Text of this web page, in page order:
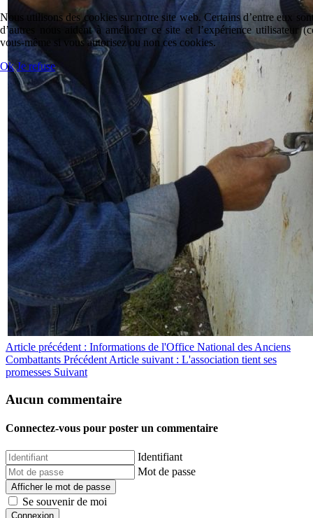
Article précédent : Informations de l'Office National des Anciens
Combattants Précédent Article suivant : L'association tient ses
promesses Suivant
Aucun commentaire
Connectez-vous pour poster un commentaire
Identifiant
Mot de passe
Afficher le mot de passe
Se souvenir de moi
Connexion
Nous utilisons des cookies sur notre site web. Certains d’entre eux
d’autres nous aident à améliorer ce site et l’expérience utilisateur
vous-même si vous autorisez ou non ces cookies.
Ok Je refuse